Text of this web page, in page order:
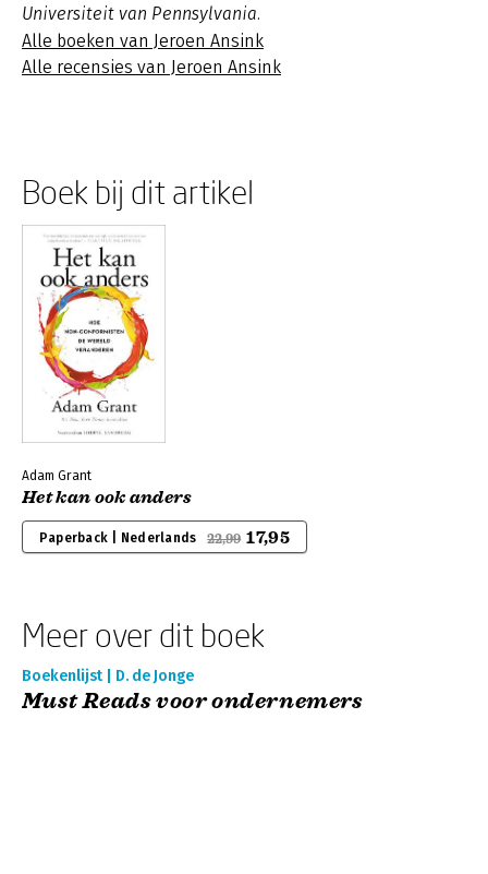
Universiteit van Pennsylvania.
Alle boeken van Jeroen Ansink
Alle recensies van Jeroen Ansink
Boek bij dit artikel
Adam Grant
Het kan ook anders
Paperback | Nederlands 22,99 17,95
Meer over dit boek
Boekenlijst | D. de Jonge
Must Reads voor ondernemers